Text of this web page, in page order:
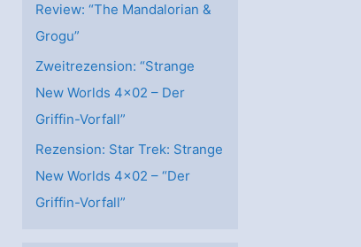
Review: “The Mandalorian &
Grogu”
Zweitrezension: “Strange
New Worlds 4×02 – Der
Griffin-Vorfall”
Rezension: Star Trek: Strange
New Worlds 4×02 – “Der
Griffin-Vorfall”